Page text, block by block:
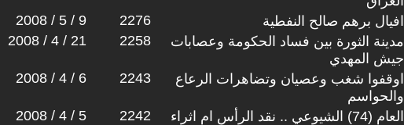
2008 / 5 / 9 2276 افيال برهم صالح النفطية
2008 / 4 / 21 2258
مدينة الثورة بين فساد الحكومة وعصابات
جيش المهدي
2008 / 4 / 6 2243
اوقفوا شغب وعصيان وتضاهرات الرعاع
والحواسم
2008 / 4 / 5 2242
العام (74) الشيوعي .. نقد الرأس ام اثراء